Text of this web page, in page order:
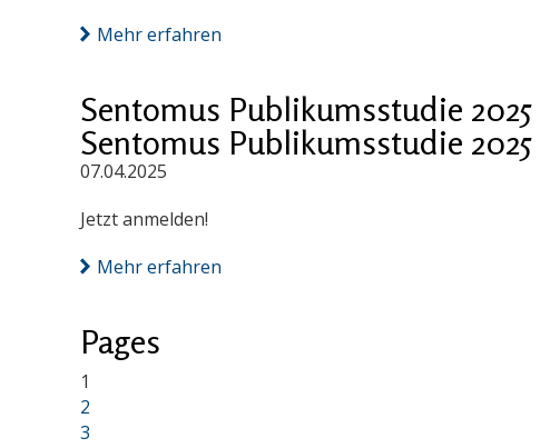
Mehr erfahren
Sentomus Publikumsstudie 2025
Sentomus Publikumsstudie 2025
07.04.2025
Jetzt anmelden!
Mehr erfahren
Pages
1
2
3